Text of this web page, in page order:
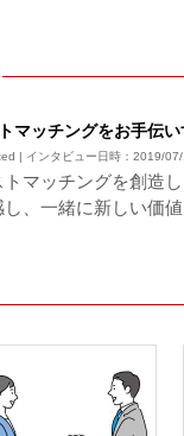
マッチングをお手伝
| インタビュー日時：2019/
トマッチングを創造
、一緒に新しい価